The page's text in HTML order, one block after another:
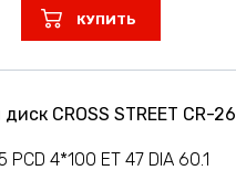
КУПИТЬ
CROSS STREET CR-26
PCD 4*100 ET 47 DIA 60.1